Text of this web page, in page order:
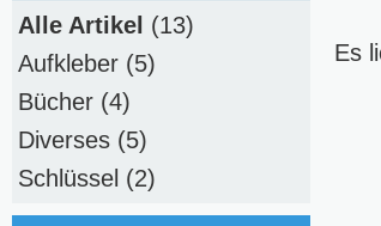
Es
Alle Artikel (13)
Aufkleber (5)
Bücher (4)
Diverses (5)
Schlüssel (2)